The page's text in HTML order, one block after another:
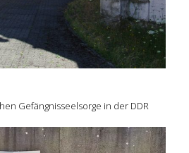
Gefängnisseelsorge in der DDR